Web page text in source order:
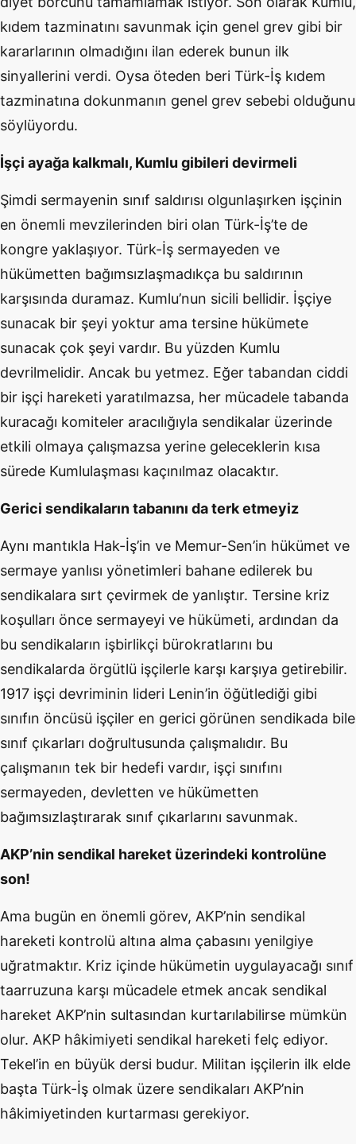
kıdem tazminatını savunmak için genel grev gibi bir
kararlarının olmadığını ilan ederek bunun ilk
sinyallerini verdi. Oysa öteden beri Türk-İş kıdem
tazminatına dokunmanın genel grev sebebi olduğunu
söylüyordu.
İşçi ayağa kalkmalı, Kumlu gibileri devirmeli
Şimdi sermayenin sınıf saldırısı olgunlaşırken işçinin
en önemli mevzilerinden biri olan Türk-İş’te de
kongre yaklaşıyor. Türk-İş sermayeden ve
hükümetten bağımsızlaşmadıkça bu saldırının
karşısında duramaz. Kumlu’nun sicili bellidir. İşçiye
sunacak bir şeyi yoktur ama tersine hükümete
sunacak çok şeyi vardır. Bu yüzden Kumlu
devrilmelidir. Ancak bu yetmez. Eğer tabandan ciddi
bir işçi hareketi yaratılmazsa, her mücadele tabanda
kuracağı komiteler aracılığıyla sendikalar üzerinde
etkili olmaya çalışmazsa yerine geleceklerin kısa
sürede Kumlulaşması kaçınılmaz olacaktır.
Gerici sendikaların tabanını da terk etmeyiz
Aynı mantıkla Hak-İş’in ve Memur-Sen’in hükümet ve
sermaye yanlısı yönetimleri bahane edilerek bu
sendikalara sırt çevirmek de yanlıştır. Tersine kriz
koşulları önce sermayeyi ve hükümeti, ardından da
bu sendikaların işbirlikçi bürokratlarını bu
sendikalarda örgütlü işçilerle karşı karşıya getirebilir.
1917 işçi devriminin lideri Lenin’in öğütlediği gibi
sınıfın öncüsü işçiler en gerici görünen sendikada bile
sınıf çıkarları doğrultusunda çalışmalıdır. Bu
çalışmanın tek bir hedefi vardır, işçi sınıfını
sermayeden, devletten ve hükümetten
bağımsızlaştırarak sınıf çıkarlarını savunmak.
AKP’nin sendikal hareket üzerindeki kontrolüne
son!
Ama bugün en önemli görev, AKP’nin sendikal
hareketi kontrolü altına alma çabasını yenilgiye
uğratmaktır. Kriz içinde hükümetin uygulayacağı sınıf
taarruzuna karşı mücadele etmek ancak sendikal
hareket AKP’nin sultasından kurtarılabilirse mümkün
olur. AKP hâkimiyeti sendikal hareketi felç ediyor.
Tekel’in en büyük dersi budur. Militan işçilerin ilk elde
başta Türk-İş olmak üzere sendikaları AKP’nin
hâkimiyetinden kurtarması gerekiyor.